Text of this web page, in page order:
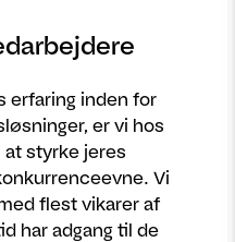
erfaring inden for
er vi hos
at styrke jeres
Vi
flest vikarer af
har adgang til de